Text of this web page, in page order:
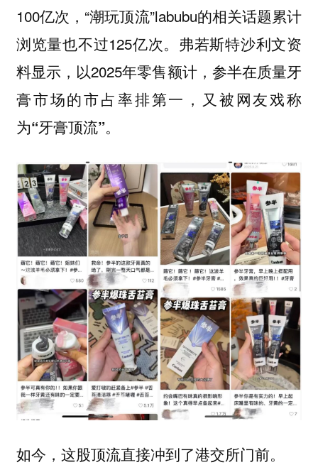
100亿次，“潮玩顶流”labubu的相关话题累计
浏览量也不过125亿次。弗若斯特沙利文资
料显示，以2025年零售额计，参半在质量牙
膏市场的市占率排第一， 又被网友戏称
为“牙膏顶流”。
如今，这股顶流直接冲到了港交所门前。